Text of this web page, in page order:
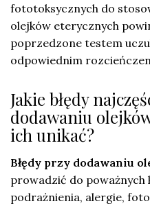
fototoksycznych do
olejków eterycznych
poprzedzone testem
odpowiednim
Jakie błędy
dodawaniu
ich unikać?
Błędy przy dodawaniu
prowadzić do poważnych
podrażnienia, alergie,